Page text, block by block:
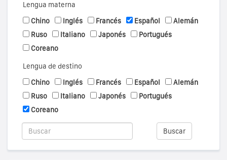
Lengua materna
Chino
Inglés Francés Español
Alemán
Ruso
Italiano Japonés
Portugués
Coreano
Lengua de destino
Chino
Inglés Francés Español
Alemán
Ruso
Italiano Japonés
Portugués
Coreano
Buscar